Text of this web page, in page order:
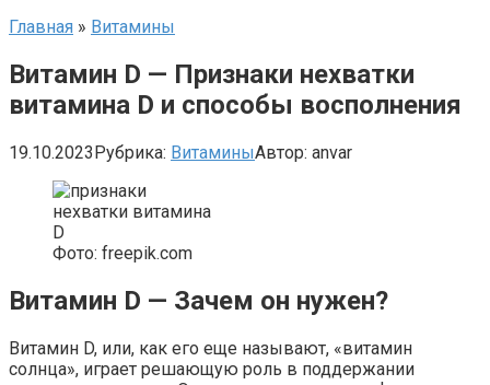
Главная » Витамины
Витамин D — Признаки нехватки
витамина D и способы восполнения
19.10.2023Рубрика: ВитаминыАвтор: anvar
Фото: freepik.com
Витамин D — Зачем он нужен?
Витамин D, или, как его еще называют, «витамин
солнца», играет решающую роль в поддержании